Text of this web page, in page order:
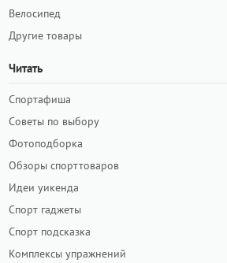
Велосипед
Другие товары
Читать
Спортафиша
Советы по выбору
Фотоподборка
Обзоры спорттоваров
Идеи уикенда
Спорт гаджеты
Спорт подсказка
Комплексы упражнений